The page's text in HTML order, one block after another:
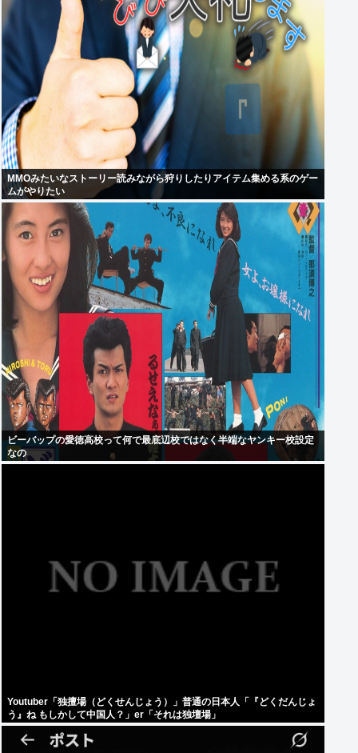
MMOみたいなストーリー読みながら狩りしたりアイテム集める系のゲー
ムがやりたい
ビーバップの愛徳高校って何で最底辺校ではなく半端なヤンキー校設定
なの
Youtuber「独擅場（どくせんじょう）」普通の日本人「『どくだんじょ
う』ね もしかして中国人？」er「それは独壇場」